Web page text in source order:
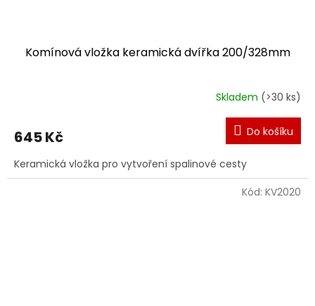
Komínová vložka keramická dvířka 200/328mm
Skladem (>30 ks)
645 Kč Do košíku
Keramická vložka pro vytvoření spalinové cesty
Kód: KV2020